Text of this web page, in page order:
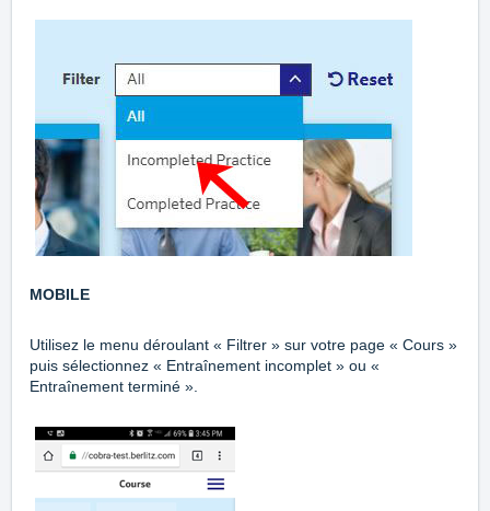
MOBILE
Utilisez le menu déroulant « Filtrer » sur votre page « Cours »
puis sélectionnez « Entraînement incomplet » ou «
Entraînement terminé ».